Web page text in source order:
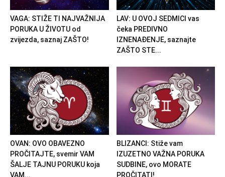
VAGA: STIŽE TI NAJVAŽNIJA
PORUKA U ŽIVOTU od
zvijezda, saznaj ZAŠTO!
LAV: U OVOJ SEDMICI vas
čeka PREDIVNO
IZNENAĐENJE, saznajte
ZAŠTO STE...
OVAN: OVO OBAVEZNO
PROČITAJTE, svemir VAM
ŠALJE TAJNU PORUKU koja
VAM...
BLIZANCI: Stiže vam
IZUZETNO VAŽNA PORUKA
SUDBINE, ovo MORATE
PROČITATI!